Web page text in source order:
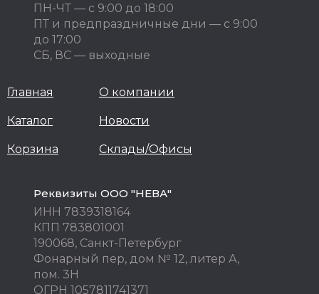
ПН-ЧТ — с 9:00 до 18:00
ПТ и предпраздничные дни — с 9:00
до 17:00
СБ, ВС — выходные
Главная
Каталог
Корзина
О компании
Новости
Склады/Офисы
Реквизиты ООО "НЕВА"
ИНН 7839318164
КПП 783801001
190068, Санкт-Петербург
Фонарный пер, дом № 12, литер А,
пом. 3Н
ОГРН 1057811741371